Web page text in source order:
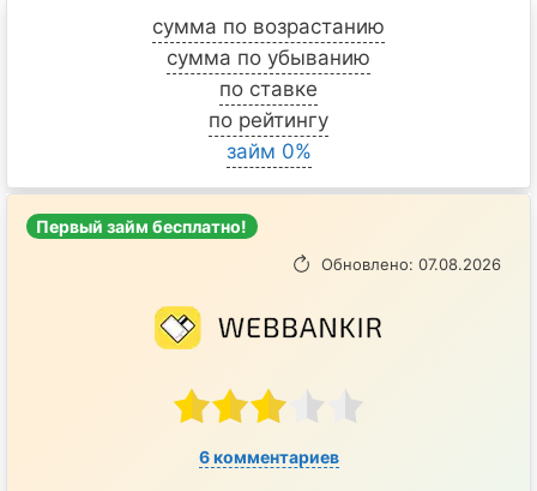
сумма по возрастанию
сумма по убыванию
по ставке
по рейтингу
займ 0%
Первый займ бесплатно!
Обновлено: 07.08.2026
6 комментариев